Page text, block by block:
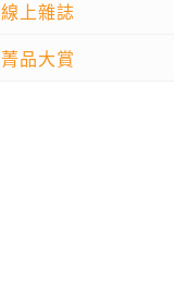
線上雜誌
菁品大賞